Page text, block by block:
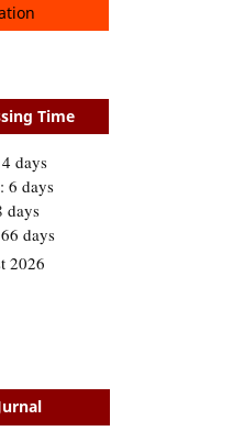
Time